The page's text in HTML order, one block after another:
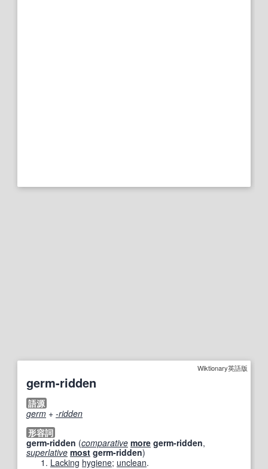
Wiktionary英語版
germ-ridden
語源
germ +‎ -ridden
形容詞
germ-ridden (comparative more germ-ridden,
superlative most germ-ridden)
Lacking hygiene; unclean.